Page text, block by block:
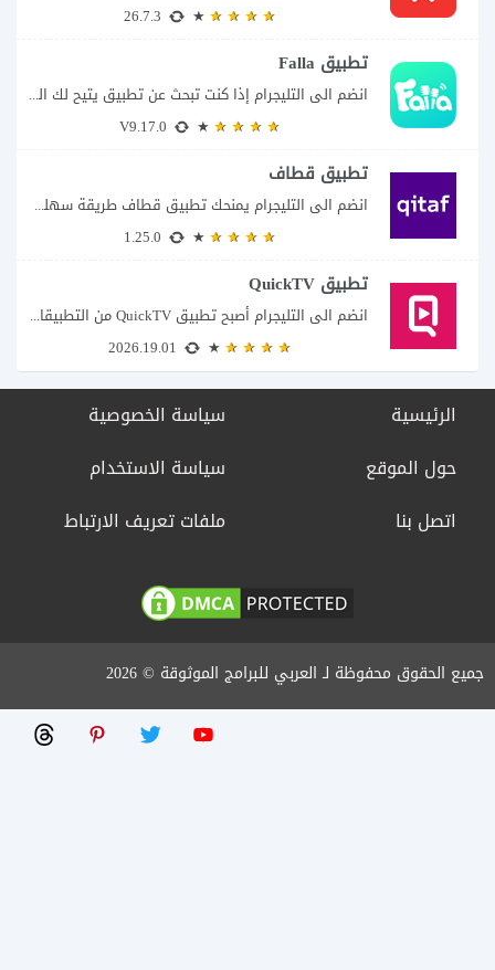
تطبيق Falla
انضم الى التليجرام إذا كنت تبحث عن تطبيق يتيح لك الدخول إلى غرف دردشة...
تطبيق قطاف
انضم الى التليجرام يمنحك تطبيق قطاف طريقة سهلة لمتابعة نقاط المكافآت والاستفادة منها في...
تطبيق QuickTV
انضم الى التليجرام أصبح تطبيق QuickTV من التطبيقات التي تستهدف محبي المسلسلات السريعة، إذ...
الرئيسية
حول الموقع
اتصل بنا
سياسة الخصوصية
سياسة الاستخدام
ملفات تعريف الارتباط
جميع الحقوق محفوظة لـ العربي للبرامج الموثوقة © 2026